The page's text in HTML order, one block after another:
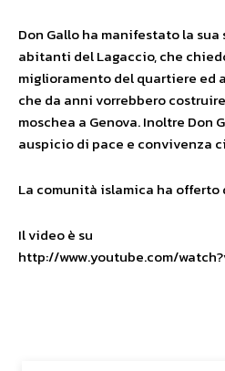
Don Gallo ha manifestato la
abitanti del Lagaccio, che
miglioramento del quartiere ed
che da anni vorrebbero
moschea a Genova. Inoltre Don
auspicio di pace e convivenza
La comunità islamica ha
Il video è su
http://www.youtube.com/